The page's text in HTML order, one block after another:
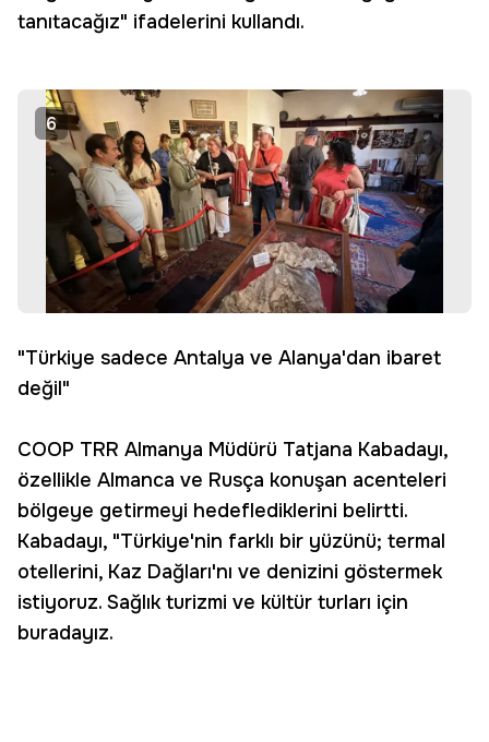
tanıtacağız" ifadelerini kullandı.
6
"Türkiye sadece Antalya ve Alanya'dan ibaret
değil"
COOP TRR Almanya Müdürü Tatjana Kabadayı,
özellikle Almanca ve Rusça konuşan acenteleri
bölgeye getirmeyi hedeflediklerini belirtti.
Kabadayı, "Türkiye'nin farklı bir yüzünü; termal
otellerini, Kaz Dağları'nı ve denizini göstermek
istiyoruz. Sağlık turizmi ve kültür turları için
buradayız.